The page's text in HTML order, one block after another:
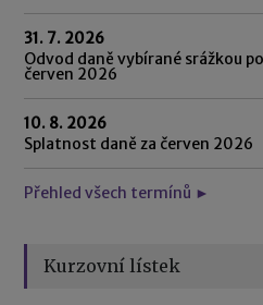
31. 7. 2026
Odvod daně vybírané srážkou
červen 2026
10. 8. 2026
Splatnost daně za červen 2026
Přehled všech termínů ►
Kurzovní lístek